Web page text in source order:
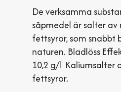
De verksamma
såpmedel är salter
fettsyror, som snabbt
naturen. Bladlöss
10,2 g/l Kaliumsalter
fettsyror.